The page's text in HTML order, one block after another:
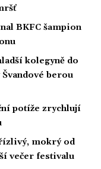
BKFC šampion
kolegyně do
berou
potíže zrychlují
mokrý od
večer festivalu